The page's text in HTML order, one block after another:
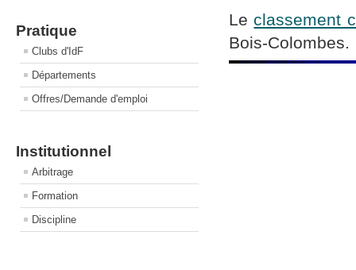
Pratique
Clubs d'IdF
Départements
Offres/Demande d'emploi
Institutionnel
Arbitrage
Formation
Discipline
Leclassement
Bois-Colombes.